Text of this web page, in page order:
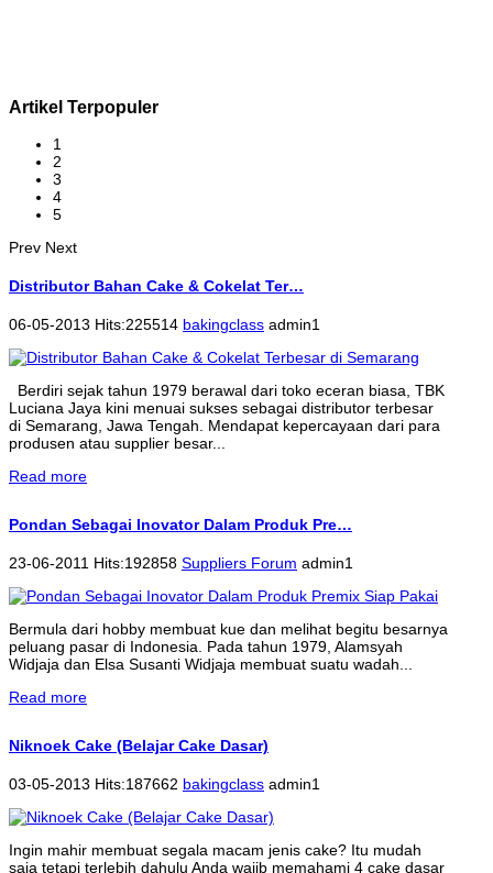
Artikel Terpopuler
1
2
3
4
5
Prev Next
Distributor Bahan Cake & Cokelat Ter…
06-05-2013 Hits:225514 bakingclass admin1
Berdiri sejak tahun 1979 berawal dari toko eceran biasa, TBK
Luciana Jaya kini menuai sukses sebagai distributor terbesar
di Semarang, Jawa Tengah. Mendapat kepercayaan dari para
produsen atau supplier besar...
Read more
Pondan Sebagai Inovator Dalam Produk Pre…
23-06-2011 Hits:192858 Suppliers Forum admin1
Bermula dari hobby membuat kue dan melihat begitu besarnya
peluang pasar di Indonesia. Pada tahun 1979, Alamsyah
Widjaja dan Elsa Susanti Widjaja membuat suatu wadah...
Read more
Niknoek Cake (Belajar Cake Dasar)
03-05-2013 Hits:187662 bakingclass admin1
Ingin mahir membuat segala macam jenis cake? Itu mudah
saja tetapi terlebih dahulu Anda wajib memahami 4 cake dasar